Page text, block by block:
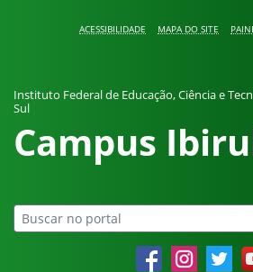
ACESSIBILIDADE MAPA DO SITE
Instituto Federal de Educação, Ciência e
Sul
Campus
FacebookInstagramTwitter